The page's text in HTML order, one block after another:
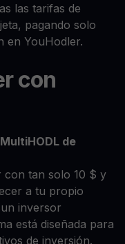
las tarifas de
pagando solo
en YouHodler.
con
de
con tan solo 10 $ y
a tu propio
inversor
está diseñada para
de inversión.